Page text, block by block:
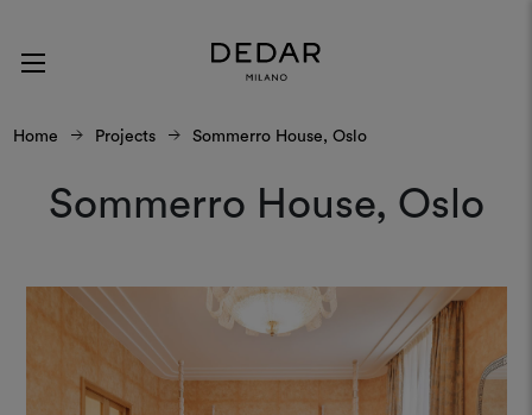
Home Projects Sommerro House, Oslo
Sommerro House, Oslo